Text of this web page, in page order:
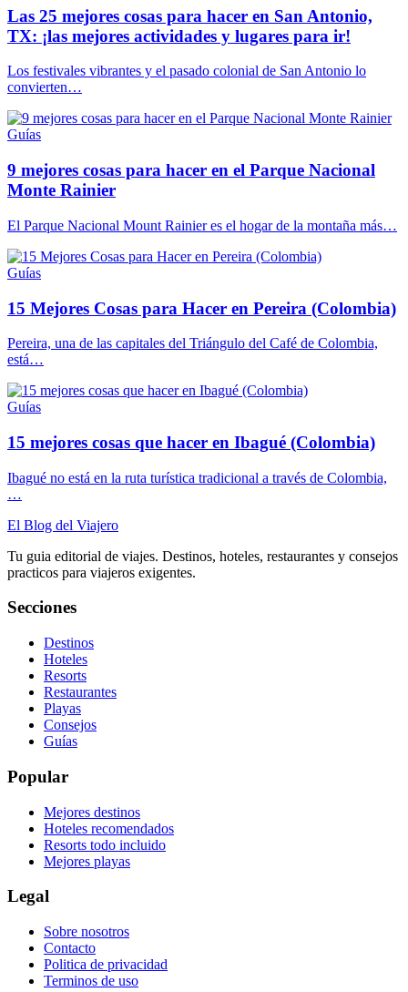
Las 25 mejores cosas para hacer en San Antonio,
TX: ¡las mejores actividades y lugares para ir!
Los festivales vibrantes y el pasado colonial de San Antonio lo
convierten…
Guías
9 mejores cosas para hacer en el Parque Nacional
Monte Rainier
El Parque Nacional Mount Rainier es el hogar de la montaña más…
Guías
15 Mejores Cosas para Hacer en Pereira (Colombia)
Pereira, una de las capitales del Triángulo del Café de Colombia,
está…
Guías
15 mejores cosas que hacer en Ibagué (Colombia)
Ibagué no está en la ruta turística tradicional a través de Colombia,
…
El Blog del Viajero
Tu guia editorial de viajes. Destinos, hoteles, restaurantes y consejos
practicos para viajeros exigentes.
Secciones
Destinos
Hoteles
Resorts
Restaurantes
Playas
Consejos
Guías
Popular
Mejores destinos
Hoteles recomendados
Resorts todo incluido
Mejores playas
Legal
Sobre nosotros
Contacto
Politica de privacidad
Terminos de uso